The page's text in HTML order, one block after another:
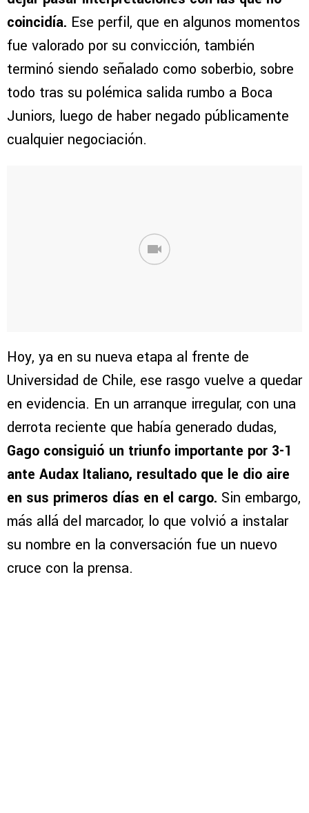
coincidía. Ese perfil, que en algunos momentos
fue valorado por su convicción, también
terminó siendo señalado como soberbio, sobre
todo tras su polémica salida rumbo a Boca
Juniors, luego de haber negado públicamente
cualquier negociación.
Hoy, ya en su nueva etapa al frente de
Universidad de Chile, ese rasgo vuelve a quedar
en evidencia. En un arranque irregular, con una
derrota reciente que había generado dudas,
Gago consiguió un triunfo importante por 3-1
ante Audax Italiano, resultado que le dio aire
en sus primeros días en el cargo. Sin embargo,
más allá del marcador, lo que volvió a instalar
su nombre en la conversación fue un nuevo
cruce con la prensa.